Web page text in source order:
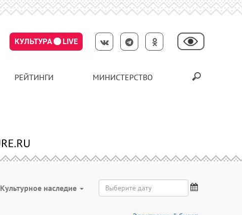
КУЛЬТУРА LIVE
РЕЙТИНГИ МИНИСТЕРСТВО
Культурное наследие